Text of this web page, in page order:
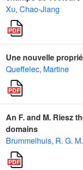
Xu, Chao-Jiang
Une nouvelle
Queffelec, Martine
An F. and M. Riesz
domains
Brummelhuis, R. G. M.